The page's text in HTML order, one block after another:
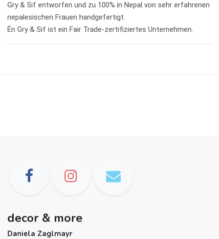
Gry & Sif entworfen und zu 100% in Nepal von sehr erfahrenen
nepalesischen Frauen handgefertigt.
Én Gry & Sif ist ein Fair Trade-zertifiziertes Unternehmen.
decor & more
Daniela Zaglmayr